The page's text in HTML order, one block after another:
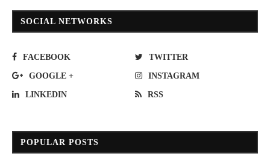
SOCIAL NETWORKS
FACEBOOK TWITTER
GOOGLE + INSTAGRAM
LINKEDIN RSS
POPULAR POSTS